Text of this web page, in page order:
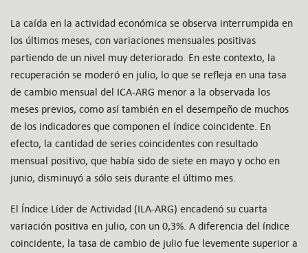
La caída en la actividad económica se observa interrumpida en
los últimos meses, con variaciones mensuales positivas
partiendo de un nivel muy deteriorado. En este contexto, la
recuperación se moderó en julio, lo que se refleja en una tasa
de cambio mensual del ICA-ARG menor a la observada los
meses previos, como así también en el desempeño de muchos
de los indicadores que componen el índice coincidente. En
efecto, la cantidad de series coincidentes con resultado
mensual positivo, que había sido de siete en mayo y ocho en
junio, disminuyó a sólo seis durante el último mes.
El Índice Líder de Actividad (ILA-ARG) encadenó su cuarta
variación positiva en julio, con un 0,3%. A diferencia del índice
coincidente, la tasa de cambio de julio fue levemente superior a